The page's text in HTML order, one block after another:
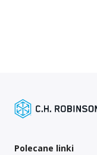
Polecane linki